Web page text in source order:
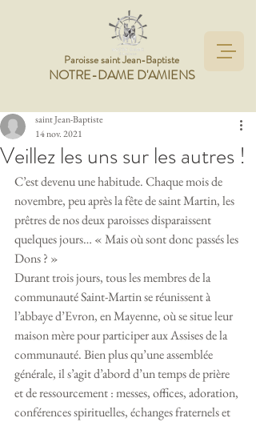
NOTRE-DAME D'AMIENS
Paroisse saint Jean-Baptiste
Veillez les uns sur les autres !
saint Jean-Baptiste
14 nov. 2021
C’est devenu une habitude. Chaque mois de
novembre, peu après la fête de saint Martin, les
prêtres de nos deux paroisses disparaissent
quelques jours… « Mais où sont donc passés les
Dons ? »
Durant trois jours, tous les membres de la
communauté Saint-Martin se réunissent à
l’abbaye d’Evron, en Mayenne, où se situe leur
maison mère pour participer aux Assises de la
communauté. Bien plus qu’une assemblée
générale, il s’agit d’abord d’un temps de prière
et de ressourcement : messes, offices, adoration,
conférences spirituelles, échanges fraternels et